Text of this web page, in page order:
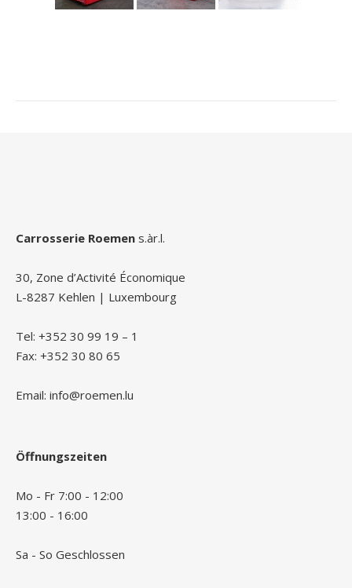
Carrosserie Roemen s.àr.l.
30, Zone d’Activité Économique
L-8287 Kehlen | Luxembourg
Tel: +352 30 99 19 – 1
Fax: +352 30 80 65
Email: info@roemen.lu
Öffnungszeiten
Mo - Fr 7:00 - 12:00
13:00 - 16:00
Sa - So Geschlossen